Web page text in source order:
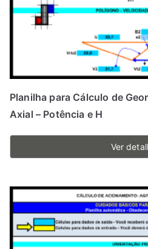
Planilha para Cálculo de
Axial – Potência e H
Ver